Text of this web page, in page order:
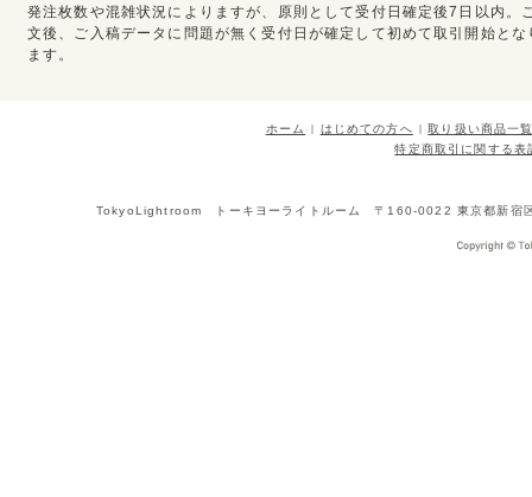
発注枚数や混雑状況によりますが、原則として受付日確定後7日以内。
文後、ご入稿データに問題が無く受付日が確定して初めて取引開始とな
ます。
ホーム はじめての方へ
取り扱い商品一
特定商取引に関する表
TokyoLightroom トーキヨーライトルーム 〒160-0022 東京都